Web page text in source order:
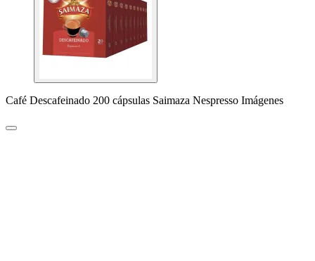
Café Descafeinado 200 cápsulas Saimaza Nespresso Imágenes